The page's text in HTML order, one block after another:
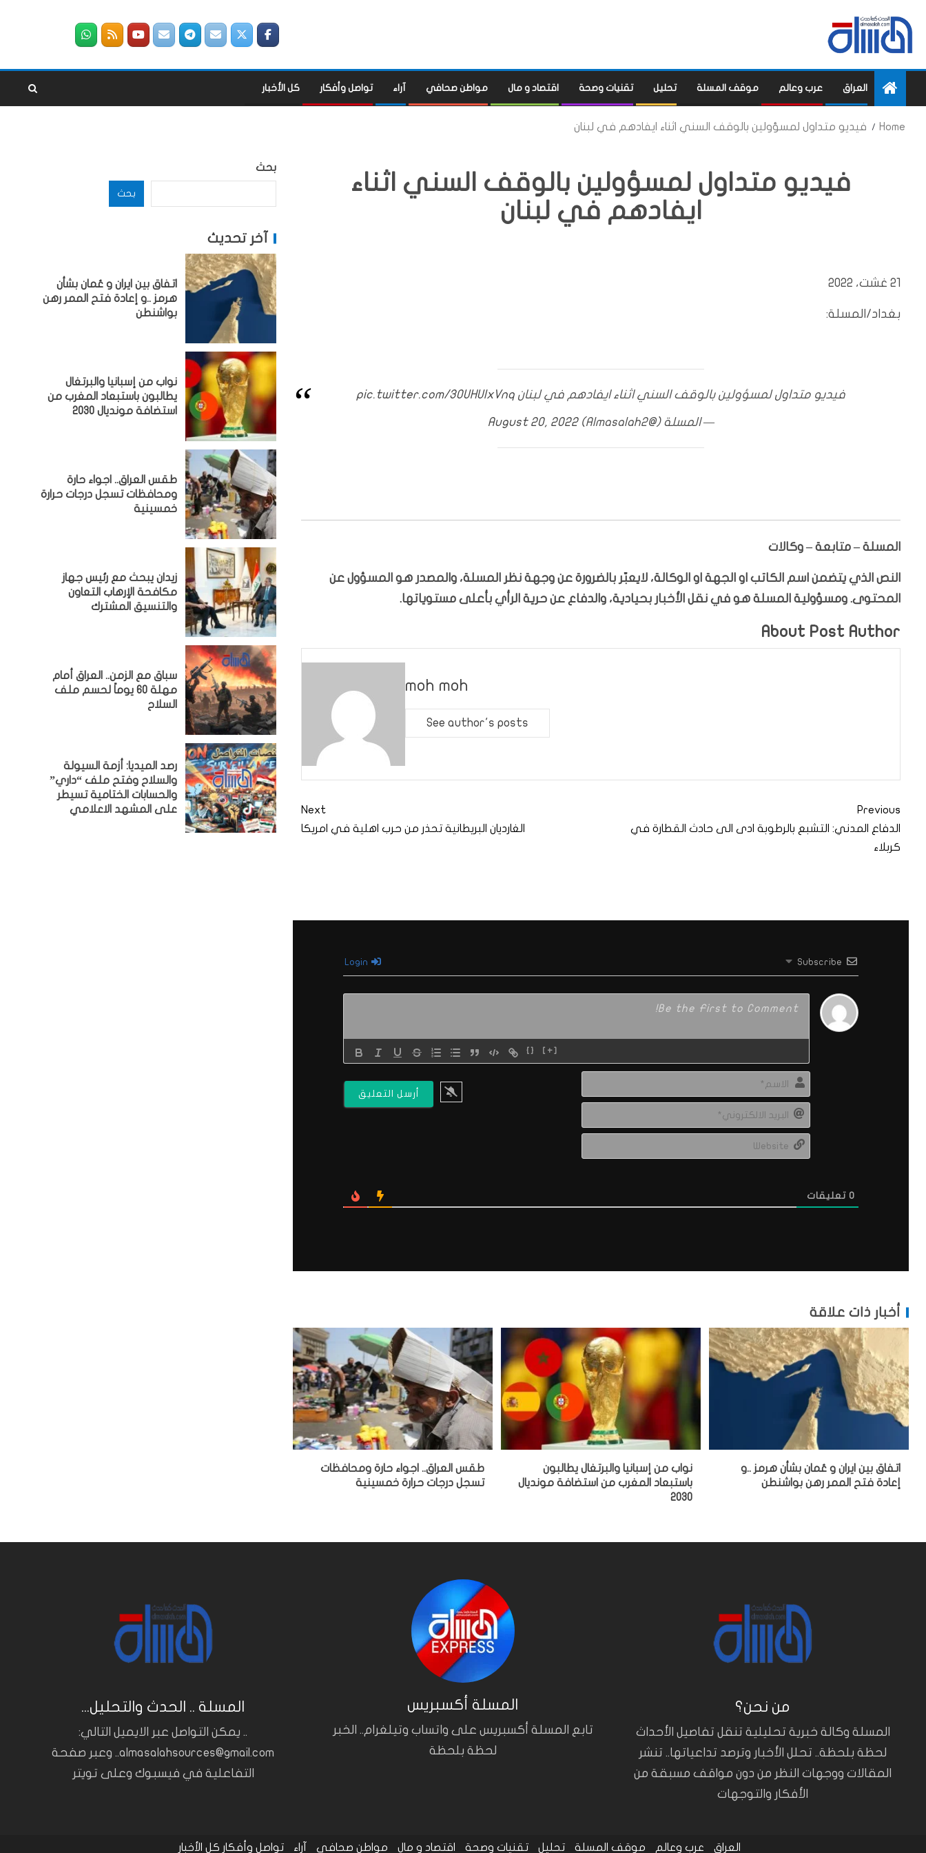
العراق عرب وعالم موقف المسلة تحليل تقنيات وصحة اقتصاد و مال مواطن صحافي آراء تواصل وأفكار كل الأخبار
Home فيديو متداول لمسؤولين بالوقف السني اثناء ايفادهم في لبنان
فيديو متداول لمسؤولين بالوقف السني اثناء
ايفادهم في لبنان
21 غشت، 2022
بغداد/المسلة:
فيديو متداول لمسؤولين بالوقف السني اثناء ايفادهم في لبنان pic.twitter.com/3OUHUlxVnq
— المسلة (@Almasalah2) August 20, 2022
المسلة – متابعة – وكالات
النص الذي يتضمن اسم الكاتب او الجهة او الوكالة، لايعبّر بالضرورة عن وجهة نظر المسلة، والمصدر هو المسؤول عن
المحتوى. ومسؤولية المسلة هو في نقل الأخبار بحيادية، والدفاع عن حرية الرأي بأعلى مستوياتها.
About Post Author
moh moh
See author's posts
Previous
الدفاع المدني: التشبع بالرطوبة ادى الى حادث القطارة في
كربلاء
Next
الغارديان البريطانية تحذر من حرب اهلية في امريكا
Subscribe
{} [+]
0 تعليقات
أخبار ذات علاقة
اتفاق بين ايران و عُمان بشأن هرمز ..و
إعادة فتح الممر رهن بواشنطن
نواب من إسبانيا والبرتغال يطالبون
باستبعاد المغرب من استضافة مونديال
2030
طقس العراق.. اجواء حارة ومحافظات
تسجل درجات حرارة خمسينية
بحث
بحث
آخر تحديث
اتفاق بين ايران و عُمان بشأن
هرمز ..و إعادة فتح الممر رهن
بواشنطن
نواب من إسبانيا والبرتغال
يطالبون باستبعاد المغرب من
استضافة مونديال 2030
طقس العراق.. اجواء حارة
ومحافظات تسجل درجات حرارة
خمسينية
زيدان يبحث مع رئيس جهاز
مكافحة الإرهاب التعاون
والتنسيق المشترك
سباق مع الزمن.. العراق أمام
مهلة 60 يوماً لحسم ملف
السلاح
رصد الميديا: أزمة السيولة
والسلاح وفتح ملف “داري”
والحسابات الختامية تسيطر
على المشهد الاعلامي
المسلة .. الحدث والتحليل...
.. يمكن التواصل عبر الايميل التالي:
almasalahsources@gmail.com.. وعبر صفحة
التفاعلية في فيسبوك وعلى تويتر
المسلة أكسبريس
تابع المسلة أكسبريس على واتساب وتيلغرام.. الخبر
لحظة بلحظة
من نحن؟
المسلة وكالة خبرية تحليلية تنقل تفاصيل الأحداث
لحظة بلحظة.. تحلل الأخبار وترصد تداعياتها.. تنشر
المقالات ووجهات النظر من دون مواقف مسبقة من
الأفكار والتوجهات
العراق عرب وعالم موقف المسلة تحليل تقنيات وصحة اقتصاد و مال مواطن صحافي آراء تواصل وأفكار كل الأخبار